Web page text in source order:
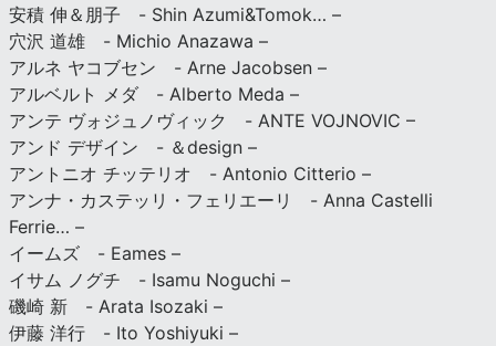
安積 伸＆朋子 - Shin Azumi&Tomok… –
穴沢 道雄 - Michio Anazawa –
アルネ ヤコブセン - Arne Jacobsen –
アルベルト メダ - Alberto Meda –
アンテ ヴォジュノヴィック - ANTE VOJNOVIC –
アンド デザイン - ＆design –
アントニオ チッテリオ - Antonio Citterio –
アンナ・カステッリ・フェリエーリ - Anna Castelli
Ferrie… –
イームズ - Eames –
イサム ノグチ - Isamu Noguchi –
磯崎 新 - Arata Isozaki –
伊藤 洋行 - Ito Yoshiyuki –